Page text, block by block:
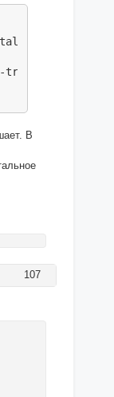
font-
В
107